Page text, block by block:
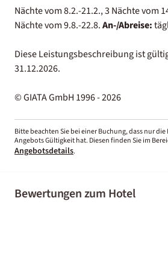
Nächte vom 8.2.-21.2., 3 Nächte vom
Nächte vom 9.8.-22.8.An-/Abreise:
Diese Leistungsbeschreibung ist
31.12.2026.
© GIATA GmbH 1996 - 2026
Bitte beachten Sie bei einer Buchung, dass nur
Angebots Gültigkeit hat. Diesen finden Sie im
Angebotsdetails.
Bewertungen zum Hotel